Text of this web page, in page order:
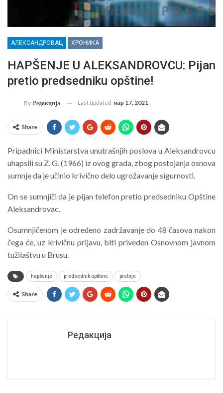
АЛЕКСАНДРОВАЦ ХРОНИКА
HAPŠENJE U ALEKSANDROVCU: Pijan
pretio predsedniku opštine!
By Редакција Last updated мар 17, 2021
Share
Pripadnici Ministarstva unutrašnjih poslova u Aleksandrovcu
uhapsili su Z. G. (1966) iz ovog grada, zbog postojanja osnova
sumnje da je učinio krivično delo ugrožavanje sigurnosti.
On se sumnjiči da je pijan telefon pretio predsedniku Opštine
Aleksandrovac.
Osumnjičenom je određeno zadržavanje do 48 časova nakon
čega će, uz krivičnu prijavu, biti priveden Osnovnom javnom
tužilaštvu u Brusu.
hapšenje predsednik opštine pretnje
Share
Редакција